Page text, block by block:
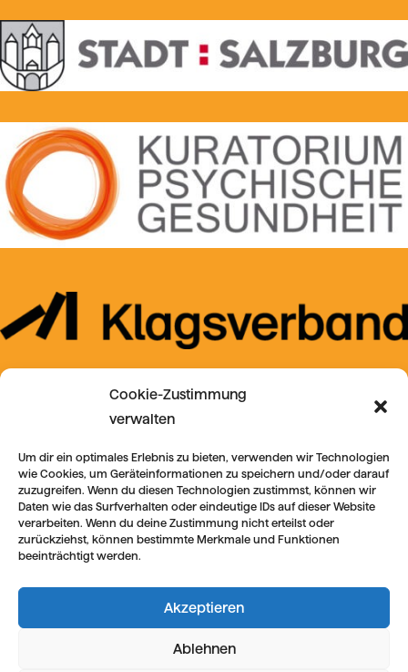
Cookie-Zustimmung
verwalten
Um dir ein optimales Erlebnis zu bieten, verwenden wir Technologien
wie Cookies, um Geräteinformationen zu speichern und/oder darauf
zuzugreifen. Wenn du diesen Technologien zustimmst, können wir
Daten wie das Surfverhalten oder eindeutige IDs auf dieser Website
verarbeiten. Wenn du deine Zustimmung nicht erteilst oder
zurückziehst, können bestimmte Merkmale und Funktionen
beeinträchtigt werden.
Akzeptieren
Ablehnen